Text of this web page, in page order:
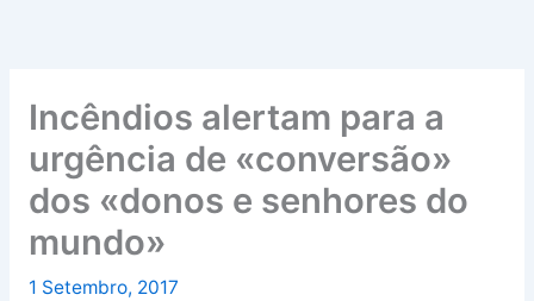
Incêndios alertam para a
urgência de «conversão»
dos «donos e senhores do
mundo»
1 Setembro, 2017